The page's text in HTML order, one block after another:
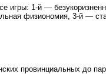
игры: 1-й —
физиономия, 3-й —
провинциальных до